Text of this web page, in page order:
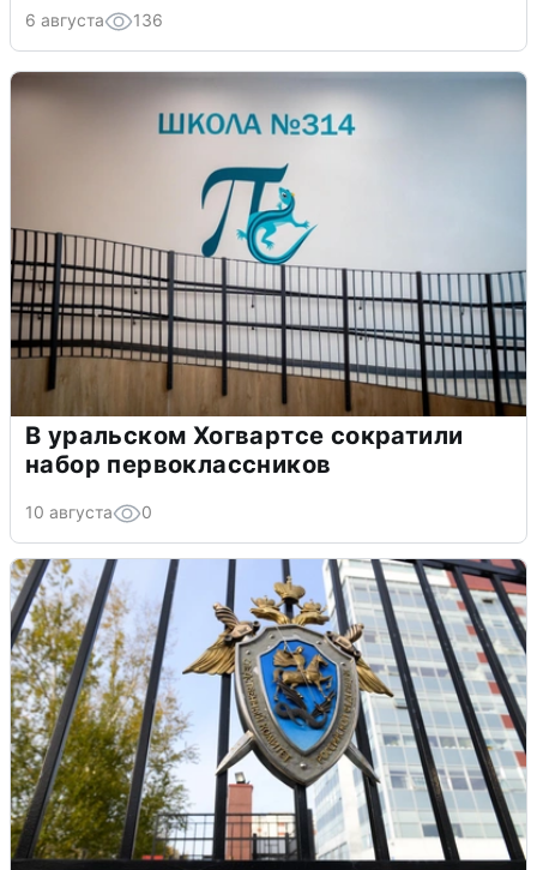
6 августа 136
В уральском Хогвартсе сократили
набор первоклассников
10 августа 0